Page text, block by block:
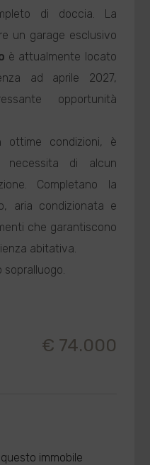
di doccia. La
un garage esclusivo
è attualmente locato
ad aprile 2027,
opportunità
ottime condizioni, è
di alcun
Completano la
aria condizionata e
che garantiscono
abitativa.
€ 74.000
immobile